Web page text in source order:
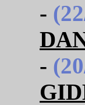
-
-